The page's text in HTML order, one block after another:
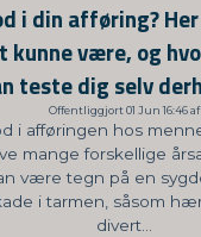
i din afføring?
kunne være, og
teste dig selv
Offentliggjort 01 Jun 16:46 af
i afføringen hos
mange forskellige
være tegn på en
i tarmen, såsom
divert...